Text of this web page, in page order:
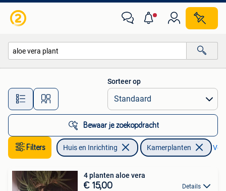
Alle afstanden…
Sorteer op
Bewaar je zoekopdracht
Filters Huis en Inrichting Kamerplanten
4 planten aloe vera
€ 15,00 Details